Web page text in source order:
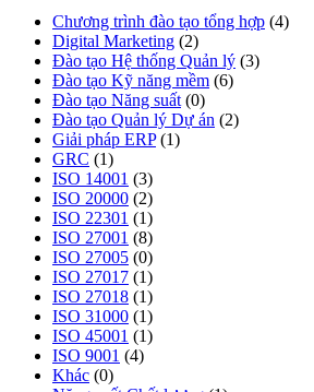
Chương trình đào tạo tổng hợp (4)
Digital Marketing (2)
Đào tạo Hệ thống Quản lý (3)
Đào tạo Kỹ năng mềm (6)
Đào tạo Năng suất (0)
Đào tạo Quản lý Dự án (2)
Giải pháp ERP (1)
GRC (1)
ISO 14001 (3)
ISO 20000 (2)
ISO 22301 (1)
ISO 27001 (8)
ISO 27005 (0)
ISO 27017 (1)
ISO 27018 (1)
ISO 31000 (1)
ISO 45001 (1)
ISO 9001 (4)
Khác (0)